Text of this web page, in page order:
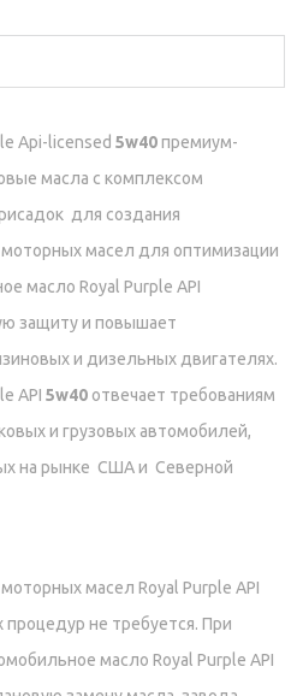
Api-licensed 5w40премиум-
масла с комплексом
для создания
масел для оптимизации
масло Royal Purple API
защиту и повышает
и дизельных двигателях.
API 5w40 отвечает требованиям
и грузовых автомобилей,
на рынке США и Северной
масел Royal Purple API
процедур не требуется. При
масло Royal Purple API